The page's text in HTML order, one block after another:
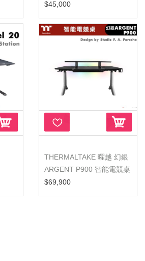
BATTLESTATION RGB 電
$45,000
THERMALTAKE 曜越 幻銀
ARGENT P900 智能電競桌
升降桌...
$69,900